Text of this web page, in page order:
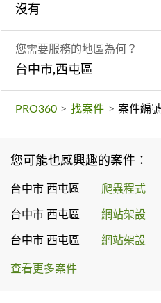
沒有
您需要服務的地區為何？
台中市,西屯區
PRO360 > 找案件 > 案件編
您可能也感興趣的案件：
台中市 西屯區 爬蟲程式
台中市 西屯區 網站架設
台中市 西屯區 網站架設
查看更多案件